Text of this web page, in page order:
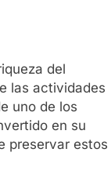
del
las actividades
uno de los
en su
preservar estos